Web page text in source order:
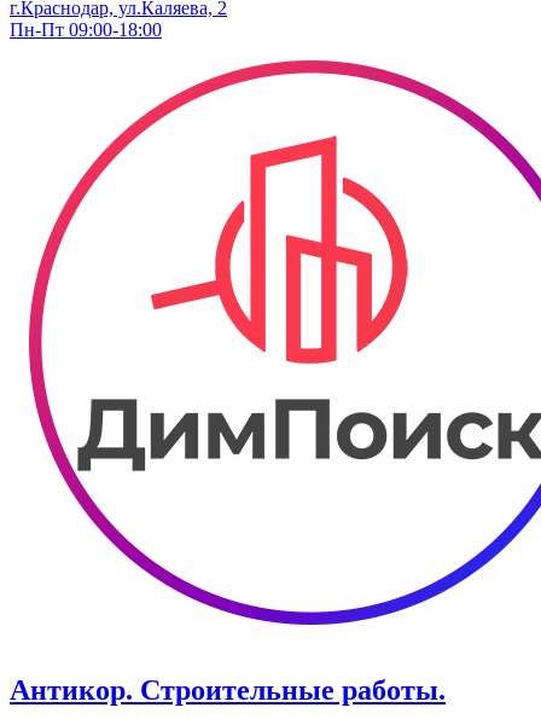
г.Краснодар, ул.Каляева, 2
Пн-Пт 09:00-18:00
Антикор. Строительные работы.